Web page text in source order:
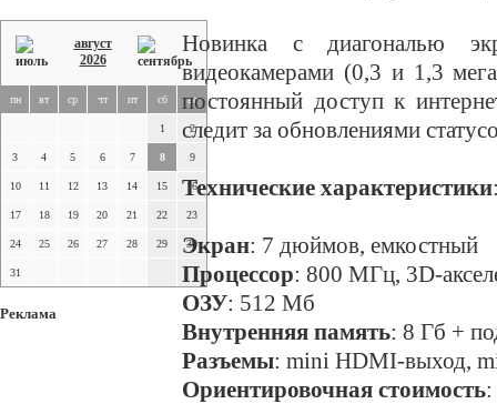
август
2026
пн вт ср чт пт сб вс
1 2
3 4 5 6 7 8 9
10 11 12 13 14 15 16
17 18 19 20 21 22 23
24 25 26 27 28 29 30
31
Реклама
Новинка с диагональю
видеокамерами (0,3 и 1,3
постоянный доступ к
следит за обновлениями
Технические характеристики
Экран: 7 дюймов, емкостный
Процессор: 800 МГц, 3D-
ОЗУ: 512 Мб
Внутренняя память: 8 Гб +
Разъемы: mini HDMI-выход,
Ориентировочная стоимость